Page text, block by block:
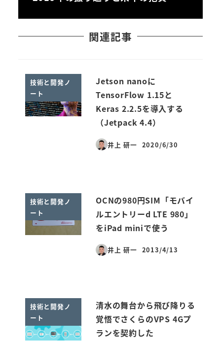
関連記事
技術と開発ノ
ート
Jetson nanoに
TensorFlow 1.15と
Keras 2.2.5を導入する
（Jetpack 4.4）
井上 研一
投稿日
2020/6/30
技術と開発ノ
ート
OCNの980円SIM「モバイ
ルエントリーd LTE 980」
をiPad miniで使う
井上 研一
投稿日
2013/4/13
技術と開発ノ
ート
清水の舞台から飛び降りる
覚悟でさくらのVPS 4Gプ
ランを契約した